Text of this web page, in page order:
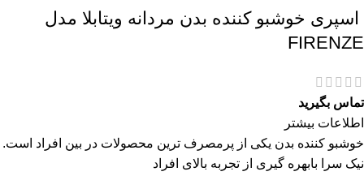
اسپری خوشبو کننده بدن مردانه ویتابلا مدل
FIRENZE
تماس بگیرید
اطلاعات بیشتر
خوشبو کننده بدن یکی از پرمصرف ترین محصولات در بین افراد است.
نیک سرا بابهره گیری از تجربه بالای افراد